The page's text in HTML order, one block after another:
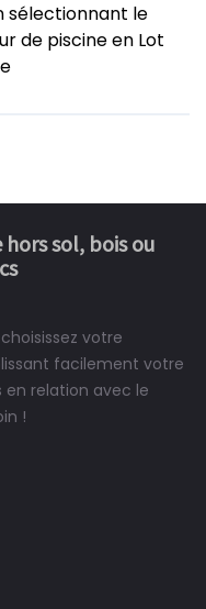
sélectionnant le
de piscine en Lot
sol, bois ou
votre
facilement votre
relation avec le
!